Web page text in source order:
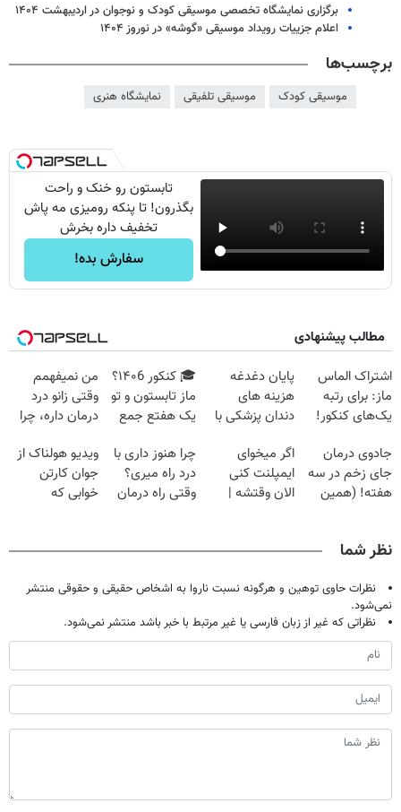
برگزاری نمایشگاه تخصصی موسیقی کودک و نوجوان در اردیبهشت ۱۴۰۴
اعلام جزییات رویداد موسیقی «گوشه» در نوروز ۱۴۰۴
برچسب‌ها
موسیقی کودک موسیقی تلفیقی نمایشگاه هنری
تابستون رو خنک و راحت
بگذرون! تا پنکه رومیزی مه پاش
تخفیف داره بخرش
سفارش بده!
مطالب پیشنهادی
اشتراک الماس
ماز: برای رتبه
یک‌های کنکور!
پایان دغدغه
هزینه های
دندان پزشکی با
خانگی
🎓 کنکور ۱۴۰6؟
ماز تابستون و تو
یک هفتع جمع
من نمیفهمم
وقتی زانو درد
درمان داره، چرا
تحمل میکنی؟❗
جادوی درمان
جای زخم در سه
هفته! (همین
اگر میخوای
ایمپلنت کنی
الان وقتشه |
چرا هنوز داری با
درد راه میری؟
وقتی راه درمان
ویدیو هولناک از
جوان کارتن
خوابی که
نظر شما
نظرات حاوی توهین و هرگونه نسبت ناروا به اشخاص حقیقی و حقوقی منتشر
نمی‌شود.
نظراتی که غیر از زبان فارسی یا غیر مرتبط با خبر باشد منتشر نمی‌شود.